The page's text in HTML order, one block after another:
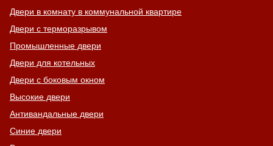
Двери в комнату в коммунальной квартире
Двери с терморазрывом
Промышленные двери
Двери для котельных
Двери с боковым окном
Высокие двери
Антивандальные двери
Синие двери